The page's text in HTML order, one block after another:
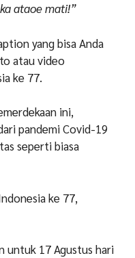
ataoe mati!”
yang bisa Anda
atau video
ke 77.
ini,
pandemi Covid-19
seperti biasa
ke 77,
untuk 17 Agustus hari